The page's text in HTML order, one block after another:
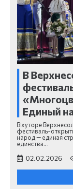
В
Единый
В хуторе
фестиваль-
народ — единая
единства…
02.02.2026